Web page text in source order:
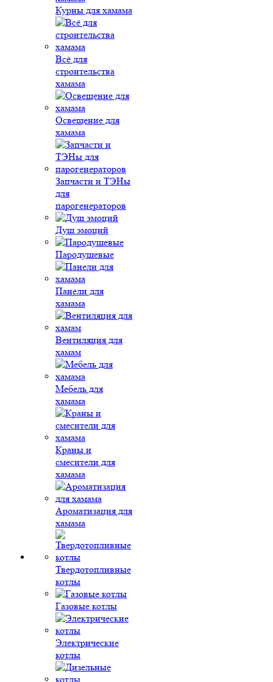
Курны для хамама
Всё для
строительства
хамама
Освещение для
хамама
Запчасти и ТЭНы
для
парогенераторов
Душ эмоций
Пародушевые
Панели для
хамама
Вентиляция для
хамам
Мебель для
хамама
Краны и
смесители для
хамама
Ароматизация для
хамама
Твердотопливные
котлы
Газовые котлы
Электрические
котлы